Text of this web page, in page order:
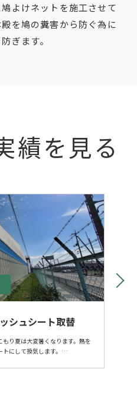
よけネットを施工させて
を鳩の糞害から防ぐ為に
ぎます。
績を見る
シュシート取替
り夏は大変暑くなります。熱を
にして換気します。